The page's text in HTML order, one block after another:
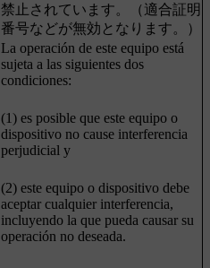
禁止されています。（適合証明
番号などが無効となります。）
La operación de este equipo está
sujeta a las siguientes dos
condiciones:
(1) es posible que este equipo o
dispositivo no cause interferencia
perjudicial y
(2) este equipo o dispositivo debe
aceptar cualquier interferencia,
incluyendo la que pueda causar su
operación no deseada.